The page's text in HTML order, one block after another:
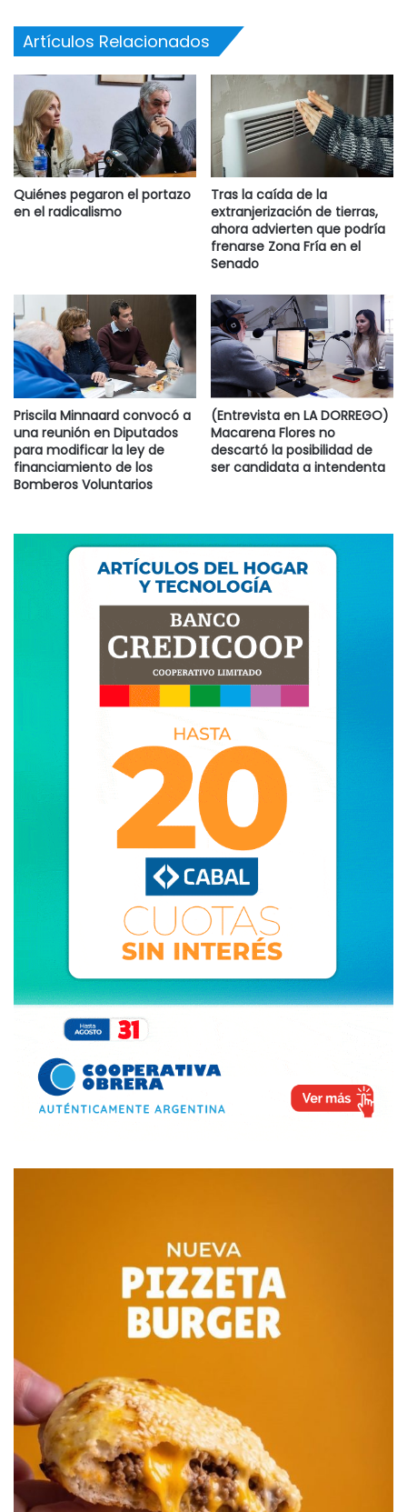
EL AUDIO DE LA NOTA
Artículos Relacionados
Quiénes pegaron el portazo
en el radicalismo
Tras la caída de la
extranjerización de tierras,
ahora advierten que podría
frenarse Zona Fría en el
Senado
Priscila Minnaard convocó a
una reunión en Diputados
para modificar la ley de
financiamiento de los
Bomberos Voluntarios
(Entrevista en LA DORREGO)
Macarena Flores no
descartó la posibilidad de
ser candidata a intendenta